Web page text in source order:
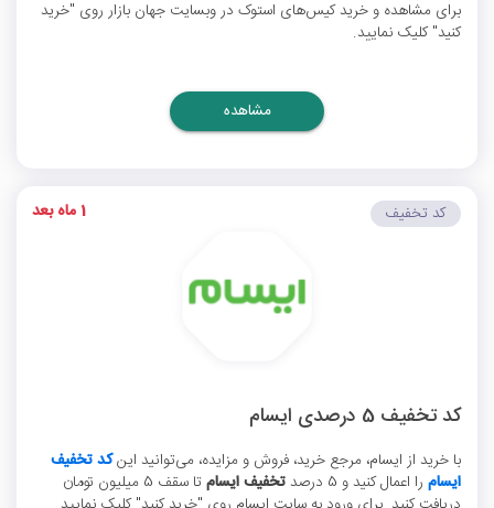
برای مشاهده و خرید کیس‌های استوک در وبسایت جهان بازار روی "خرید
کنید" کلیک نمایید.
مشاهده
کد تخفیف 5 درصدی ایسام
با خرید از ایسام، مرجع خرید، فروش و مزایده، می‌توانید اینکد تخفیف
ایسام را اعمال کنید و 5 درصد تخفیف ایسام
تا سقف 5 میلیون تومان
کد تخفیف 1 ماه بعد